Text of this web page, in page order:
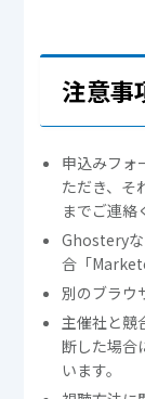
注意事
申込みフォ
ただき、そ
までご連絡
Ghosteryな
合「
別のブラウ
主催社と競
断した場合
います。